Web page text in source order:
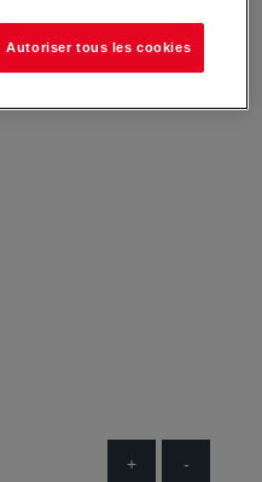
+ -
Autoriser tous les cookies